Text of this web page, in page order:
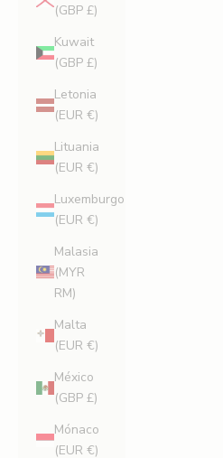
(GBP £)
Kuwait
(GBP £)
Letonia
(EUR €)
Lituania
(EUR €)
Luxemburgo
(EUR €)
Malasia
(MYR
RM)
Malta
(EUR €)
México
(GBP £)
Mónaco
(EUR €)